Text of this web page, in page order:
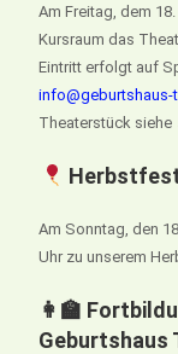
Am Freitag, dem
Kursraum das
Eintritt erfolgt auf
info@geburtshaus-
Theaterstück
Am Sonntag, den
Uhr zu unserem
👩‍🏫
Geburtshaus